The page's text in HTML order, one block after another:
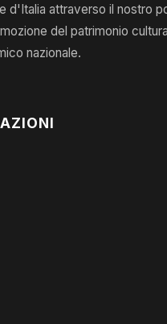
d'Italia attraverso il nostro
del patrimonio
nazionale.